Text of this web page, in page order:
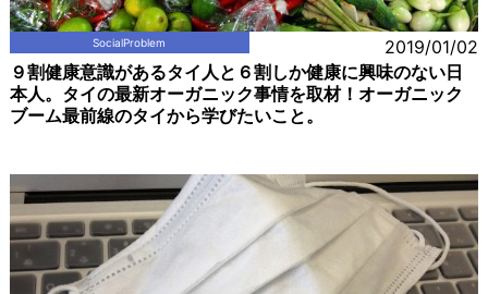
SocialProblem 2019/01/02
９割健康意識があるタイ人と６割しか健康に興味のない日
本人。タイの最新オーガニック事情を取材！オーガニック
ブーム最前線のタイから学びたいこと。